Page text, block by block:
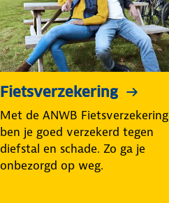
Fietsverzekering
Met de ANWB Fietsverzekering
ben je goed verzekerd tegen
diefstal en schade. Zo ga je
onbezorgd op weg.